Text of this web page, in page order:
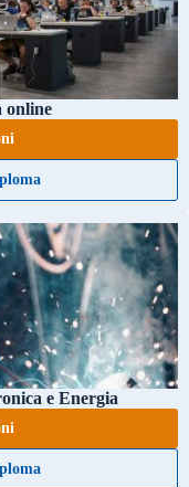
online
e Energia